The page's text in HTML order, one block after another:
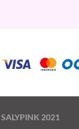
SALYPINK 2021